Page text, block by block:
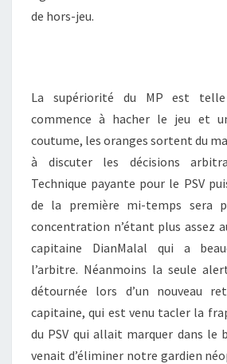
de hors-jeu.
La supériorité du MP est telle
commence à hacher le jeu et
coutume, les oranges sortent du
à discuter les décisions
Technique payante pour le PSV
de la première mi-temps sera
concentration n’étant plus assez
capitaine DianMalal qui a
l’arbitre. Néanmoins la seule
détournée lors d’un nouveau
capitaine, qui est venu tacler la
du PSV qui allait marquer dans le
venait d’éliminer notre gardien